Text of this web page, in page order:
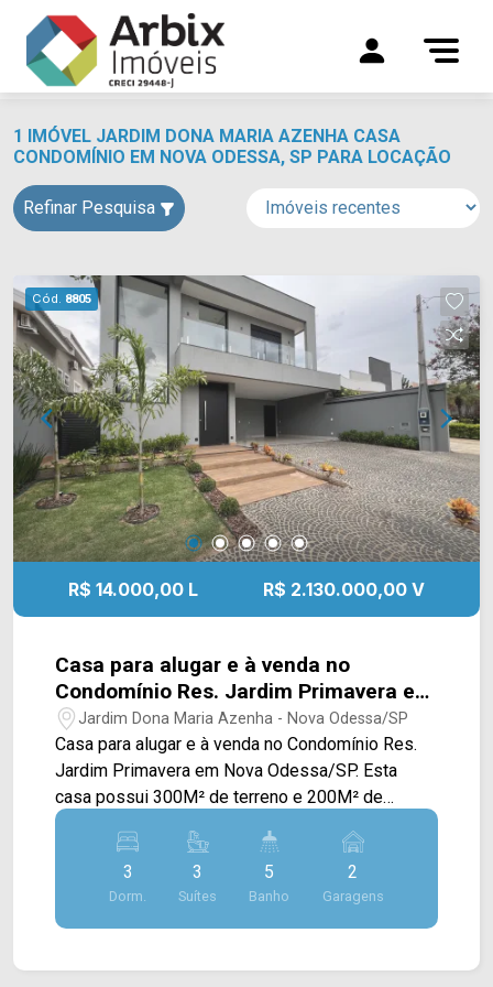
1 IMÓVEL JARDIM DONA MARIA AZENHA CASA
CONDOMÍNIO EM NOVA ODESSA, SP PARA LOCAÇÃO
Refinar Pesquisa
Cód. 8805
R$ 14.000,00 L R$ 2.130.000,00 V
Casa para alugar e à venda no
Condomínio Res. Jardim Primavera em
Nova Odessa/SP
Jardim Dona Maria Azenha - Nova Odessa/SP
Casa para alugar e à venda no Condomínio Res.
Jardim Primavera em Nova Odessa/SP. Esta
casa possui 300M² de terreno e 200M² de
construção, oferecendo uma ampla sala de estar
e de jantar totalmente integradas com a cozinha
com cooktop, e com o espaço gourmet com
churrasqueira, piscina, quintal gramado e área de
serviço coberta e com despensa. Os pontos de
3
Dorm.
3
Suítes
5
Banho
2
Garagens